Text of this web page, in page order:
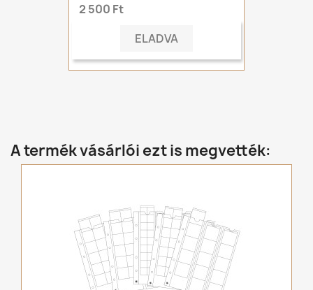
2 500 Ft
ELADVA
A termék vásárlói ezt is megvették: